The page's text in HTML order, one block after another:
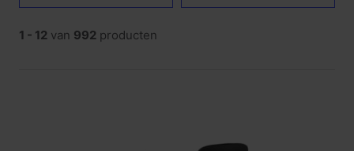
1 - 12 van 992 producten